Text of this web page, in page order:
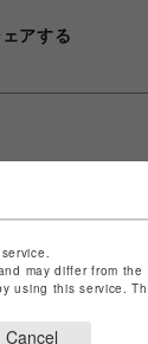
アする
may differ from
using this service.
Cancel